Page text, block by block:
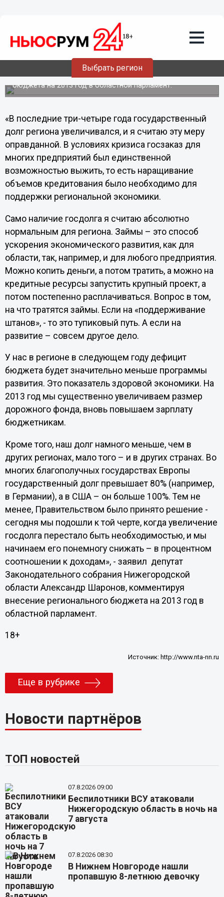
Выбрать регион
бюджетного дефицита, а это –
показатель здоровой экономики», -
Депутат Законодательного собрания Нижегородской
области прокомментировал внесение регионального
бюджета на 2013 год в областной парламент.
«В последние три-четыре года государственный
долг региона увеличивался, и я считаю эту меру
оправданной. В условиях кризиса госзаказ для
многих предприятий был единственной
возможностью выжить, то есть наращивание
объемов кредитования было необходимо для
поддержки региональной экономики.
Само наличие госдолга я считаю абсолютно
нормальным для региона. Займы – это способ
ускорения экономического развития, как для
области, так, например, и для любого предприятия.
Можно копить деньги, а потом тратить, а можно на
кредитные ресурсы запустить крупный проект, а
потом постепенно расплачиваться. Вопрос в том,
на что тратятся займы. Если на «поддерживание
штанов», - то это тупиковый путь. А если на
развитие – совсем другое дело.
У нас в регионе в следующем году дефицит
бюджета будет значительно меньше программы
развития. Это показатель здоровой экономики. На
2013 год мы существенно увеличиваем размер
дорожного фонда, вновь повышаем зарплату
бюджетникам.
Кроме того, наш долг намного меньше, чем в
других регионах, мало того – и в других странах. Во
многих благополучных государствах Европы
государственный долг превышает 80% (например,
в Германии), а в США – он больше 100%. Тем не
менее, Правительством было принято решение -
сегодня мы подошли к той черте, когда увеличение
госдолга перестало быть необходимостью, и мы
начинаем его понемногу снижать – в процентном
соотношении к доходам», - заявил депутат
Законодательного собрания Нижегородской
области Александр Шаронов, комментируя
внесение регионального бюджета на 2013 год в
областной парламент.
18+
Источник: http://www.nta-nn.ru
Еще в рубрике
Новости партнёров
ТОП новостей
07.8.2026 09:00
Беспилотники ВСУ атаковали
Нижегородскую область в ночь на
7 августа
07.8.2026 08:30
В Нижнем Новгороде нашли
пропавшую 8-летнюю девочку